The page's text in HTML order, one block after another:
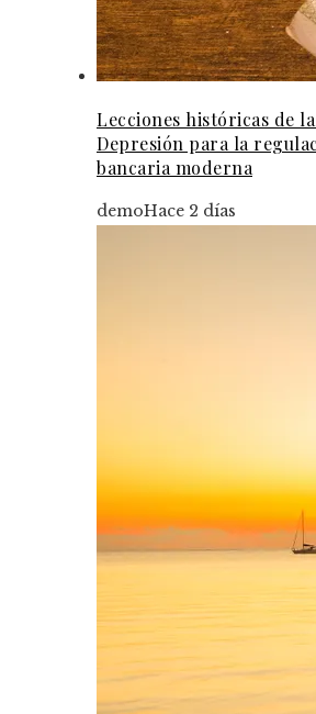
Lecciones históricas de
Depresión para la
bancaria moderna
demoHace 2 días